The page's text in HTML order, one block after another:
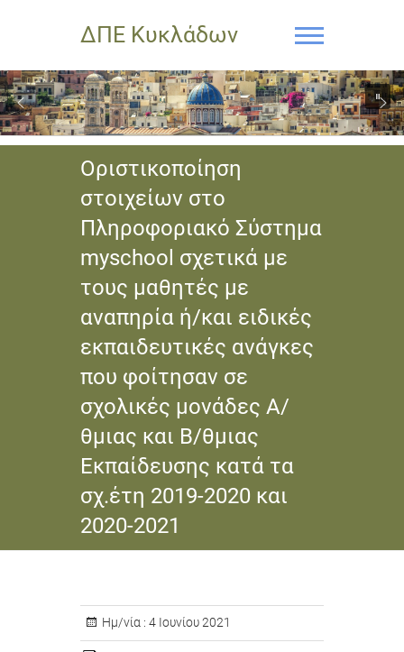
ΔΠΕ Κυκλάδων
Οριστικοποίηση
στοιχείων στο
Πληροφοριακό Σύστημα
myschool σχετικά με
τους μαθητές με
αναπηρία ή/και ειδικές
εκπαιδευτικές ανάγκες
που φοίτησαν σε
σχολικές μονάδες Α/
θμιας και Β/θμιας
Εκπαίδευσης κατά τα
σχ.έτη 2019-2020 και
2020-2021
Ημ/νία : 4 Ιουνίου 2021